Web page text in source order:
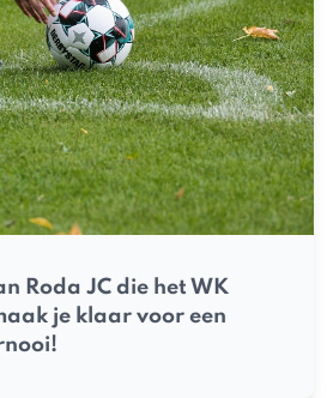
Roda JC die het WK
je klaar voor een